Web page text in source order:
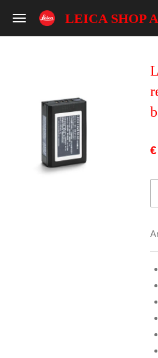
Ga
LEICA SHOP